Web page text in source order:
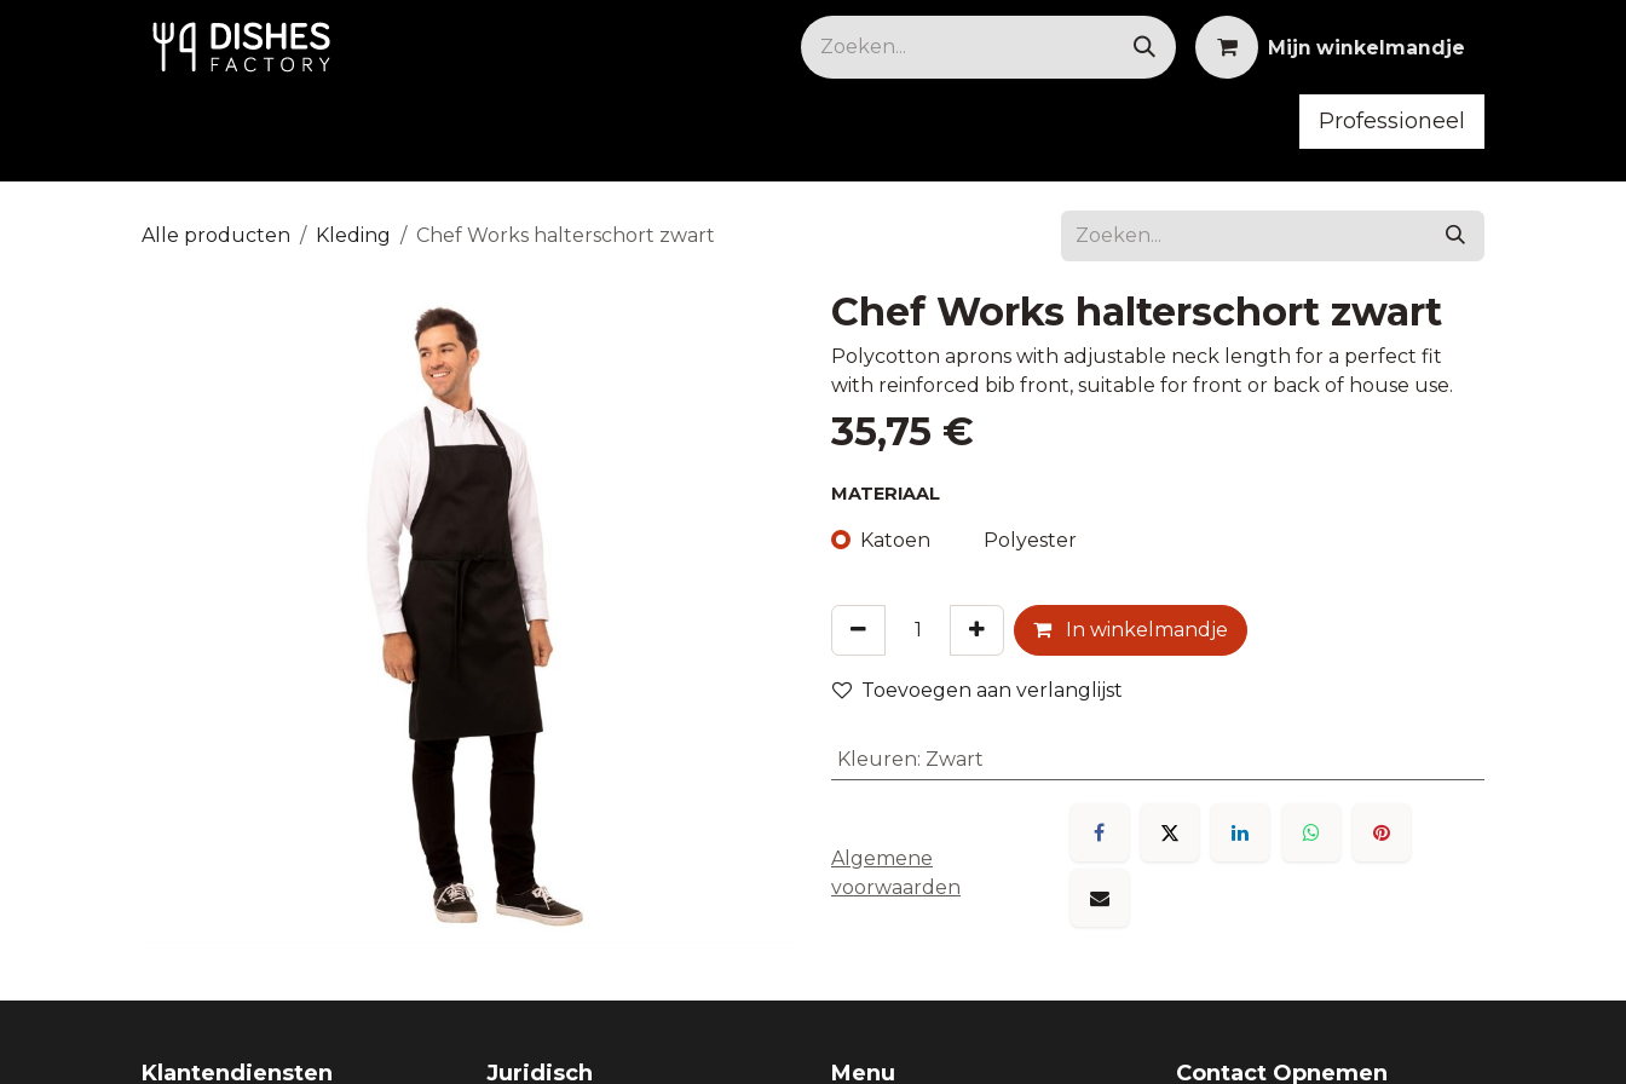
Mijn winkelmandje
Horeca Kleding
Professioneel
Alle producten Kleding Chef Works halterschort zwart
Chef Works halterschort zwart
Polycotton aprons with adjustable neck length for a perfect fit
with reinforced bib front, suitable for front or back of house use.
35,75 €
MATERIAAL
Katoen​ Polyester
In winkelmandje
Toevoegen aan verlanglijst
Kleuren: Zwart
Algemene
voorwaarden
Klantendiensten Juridisch Menu Contact Opnemen